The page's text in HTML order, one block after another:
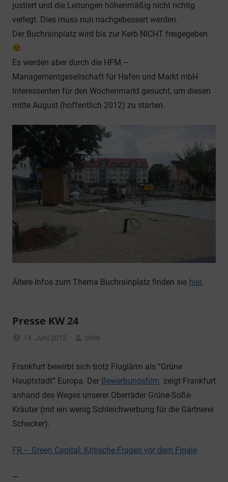
justiert und die Leitungen höhenmäßig nicht richtig
verlegt. Dies muss nun nachgebessert werden.
Der Buchrainplatz wird bis zur Kerb NICHT freigegeben
Es werden aber durch die HFM –
Managementgesellschaft für Hafen und Markt mbH
Interessenten für den Wochenmarkt gesucht, um diesen
mitte August (hoffentlich 2012) zu starten.
Ältere Infos zum Thema Buchrainplatz finden sie hier.
Presse KW 24
14. Juni 2012
chris
Frankfurt bewirbt sich trotz Fluglärm als “Grüne
Hauptstadt” Europa. Der Bewerbungsfilm zeigt Frankfurt
anhand des Weges unserer Oberräder Grüne-Soße-
Kräuter (mit ein wenig Schleichwerbung für die Gärtnerei
Schecker).
FR – Green Capital: Kritische Fragen vor dem Finale
—